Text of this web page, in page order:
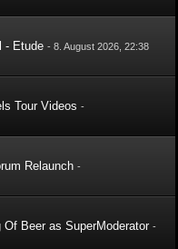
- Etude -8. August 2026, 22:38
Tour Videos -
Relaunch -
Of Beer as SuperModerator -